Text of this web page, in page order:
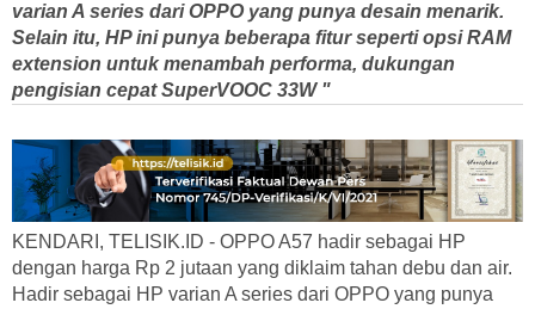
varian A series dari OPPO yang punya desain menarik.
Selain itu, HP ini punya beberapa fitur seperti opsi RAM
extension untuk menambah performa, dukungan
pengisian cepat SuperVOOC 33W "
KENDARI, TELISIK.ID - OPPO A57 hadir sebagai HP
dengan harga Rp 2 jutaan yang diklaim tahan debu dan air.
Hadir sebagai HP varian A series dari OPPO yang punya